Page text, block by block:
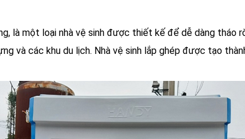
là một loại nhà vệ sinh được thiết kế để dễ dàng tháo
và các khu du lịch. Nhà vệ sinh lắp ghép được tạo